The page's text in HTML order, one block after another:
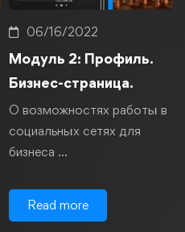
06/16/2022
Модуль 2: Профиль.
Бизнес-страница.
О возможностях работы в
социальных сетях для
бизнеса …
Read more